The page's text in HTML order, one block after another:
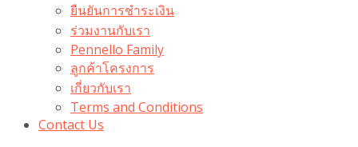
ยืนยันการชำระเงิน
ร่วมงานกับเรา
Pennello Family
ลูกค้าโครงการ
เกี่ยวกับเรา
Terms and Conditions
Contact Us